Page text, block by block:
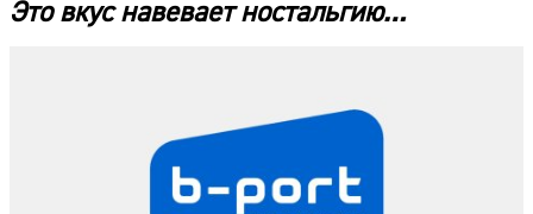
Это вкус навевает ностальгию…